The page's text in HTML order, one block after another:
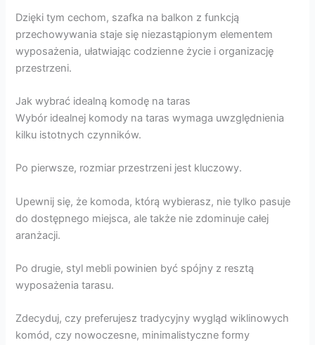
Dzięki tym cechom, szafka na balkon z funkcją
przechowywania staje się niezastąpionym elementem
wyposażenia, ułatwiając codzienne życie i organizację
przestrzeni.
Jak wybrać idealną komodę na taras
Wybór idealnej komody na taras wymaga uwzględnienia
kilku istotnych czynników.
Po pierwsze, rozmiar przestrzeni jest kluczowy.
Upewnij się, że komoda, którą wybierasz, nie tylko pasuje
do dostępnego miejsca, ale także nie zdominuje całej
aranżacji.
Po drugie, styl mebli powinien być spójny z resztą
wyposażenia tarasu.
Zdecyduj, czy preferujesz tradycyjny wygląd wiklinowych
komód, czy nowoczesne, minimalistyczne formy